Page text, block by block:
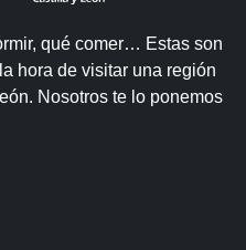
qué comer… Estas son
hora de visitar una región
Nosotros te lo ponemos